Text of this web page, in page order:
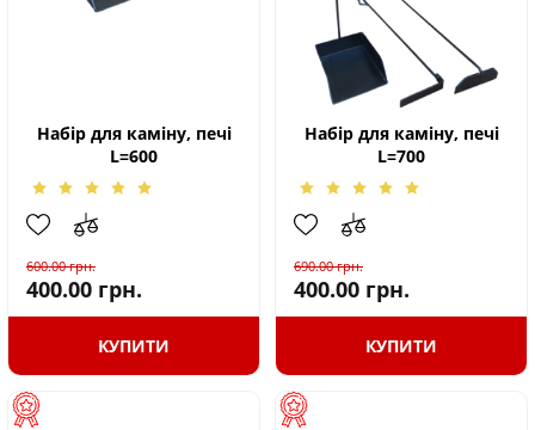
Набір для каміну, печі
L=600
600.00грн.
400.00 грн.
КУПИТИ
Набір для каміну, печі
L=700
690.00грн.
400.00 грн.
КУПИТИ